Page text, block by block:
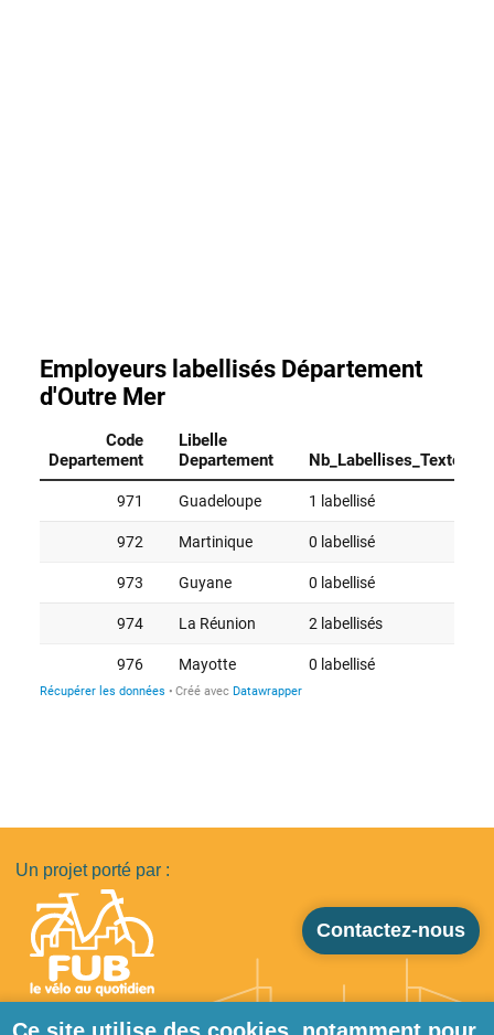
Un projet porté par :
Contactez-nous